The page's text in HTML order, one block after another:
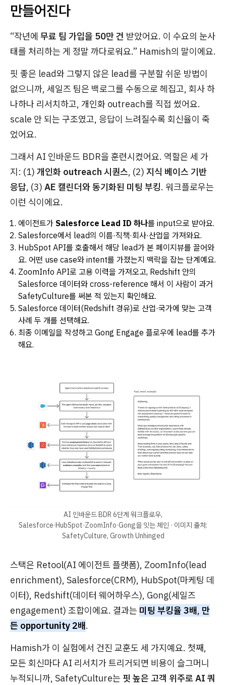
만들어진다
“작년에 무료 팀 가입을 50만 건 받았어요. 이 수요의 눈사
태를 처리하는 게 정말 까다로워요.” Hamish의 말이에요.
핏 좋은 lead와 그렇지 않은 lead를 구분할 쉬운 방법이
없으니까, 세일즈 팀은 백로그를 수동으로 헤집고, 회사 하
나하나 리서치하고, 개인화 outreach를 직접 썼어요.
scale 안 되는 구조였고, 응답이 느려질수록 회신율이 죽
었어요.
그래서 AI 인바운드 BDR을 훈련시켰어요. 역할은 세 가
지: (1) 개인화 outreach 시퀀스, (2) 지식 베이스 기반
응답, (3) AE 캘린더와 동기화된 미팅 부킹. 워크플로우는
이런 식이에요.
에이전트가 Salesforce Lead ID 하나를 input으로 받아요.
Salesforce에서 lead의 이름·직책·회사·산업을 가져와요.
HubSpot API를 호출해서 해당 lead가 본 페이지뷰를 끌어와
요. 어떤 use case와 intent를 가졌는지 맥락을 잡는 단계예요.
ZoomInfo API로 고용 이력을 가져오고, Redshift 안의
Salesforce 데이터와 cross-reference 해서 이 사람이 과거
SafetyCulture를 써본 적 있는지 확인해요.
Salesforce 데이터(Redshift 경유)로 산업·국가에 맞는 고객
사례 두 개를 선택해요.
최종 이메일을 작성하고 Gong Engage 플로우에 lead를 추가
해요.
AI 인바운드 BDR 6단계 워크플로우,
Salesforce·HubSpot·ZoomInfo·Gong을 잇는 체인 · 이미지 출처:
SafetyCulture, Growth Unhinged
스택은 Retool(AI 에이전트 플랫폼), ZoomInfo(lead
enrichment), Salesforce(CRM), HubSpot(마케팅 데
이터), Redshift(데이터 웨어하우스), Gong(세일즈
engagement) 조합이에요. 결과는 미팅 부킹율 3배, 만
든 opportunity 2배.
Hamish가 이 실험에서 건진 교훈도 세 가지예요. 첫째,
모든 회신마다 AI 리서치가 트리거되면 비용이 슬그머니
누적되니까, SafetyCulture는 핏 높은 고객 위주로 AI 쿼